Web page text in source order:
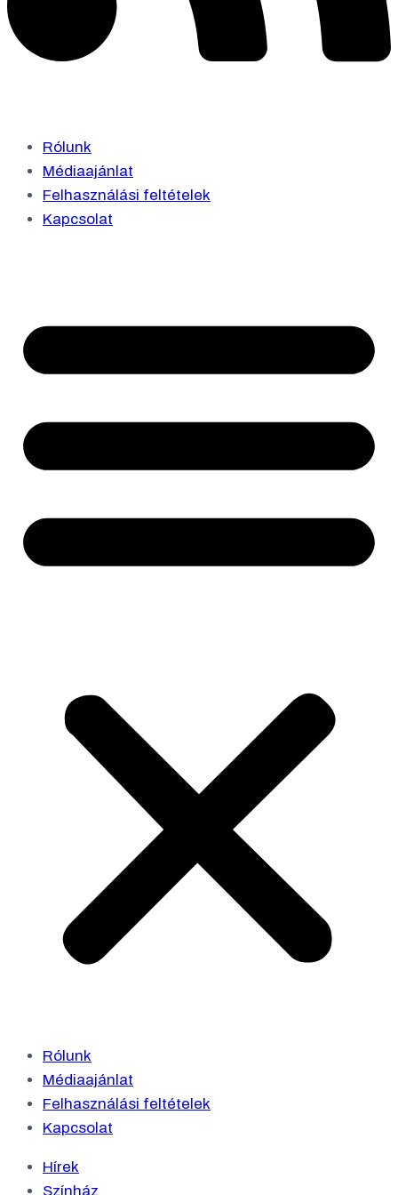
Rólunk
Médiaajánlat
Felhasználási feltételek
Kapcsolat
Rólunk
Médiaajánlat
Felhasználási feltételek
Kapcsolat
Hírek
Színház